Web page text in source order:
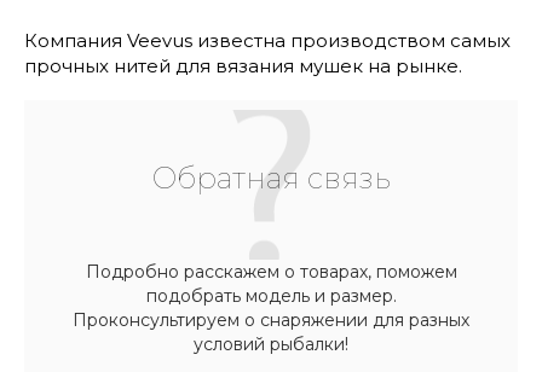
Компания Veevus известна производством самых
прочных нитей для вязания мушек на рынке.
Обратная связь
Подробно расскажем о товарах, поможем
подобрать модель и размер.
Проконсультируем о снаряжении для разных
условий рыбалки!